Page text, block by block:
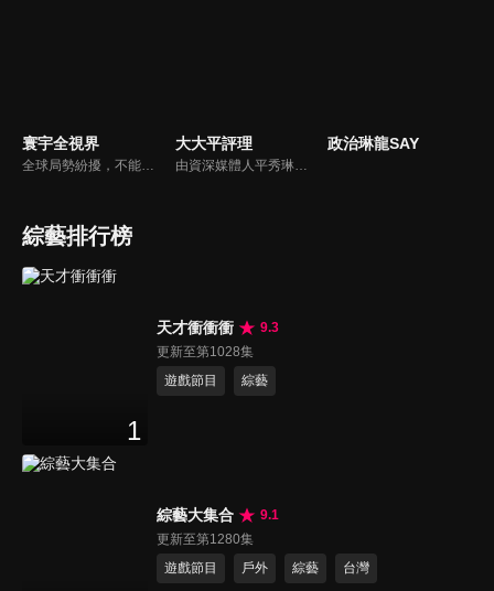
寰宇全視界
全球局勢紛擾，不能置身事外！主播任明玥主持，嶄新一季《寰宇全視界2.0》，集結各領域重磅嘉賓，犀利評論、深度視角，帶您洞悉世界局勢脈絡，開拓兩岸和國際新視野，《寰宇全視界2.0》，帶給您最具含金量的觀點。
大大平評理
由資深媒體人平秀琳所主持的時事討論節目，針對大眾關心的議題，邀請關鍵人物或意見領袖上節目，從各種角度深入剖析，並藉由多人的觀點交流，讓新聞事件的真相掏深一點，幫助觀眾了解當下最熱門的新聞議題，期使本節目成為台灣理性討論時事的典範。
政治琳龍SAY
綜藝排行榜
1
天才衝衝衝
9.3
更新至第1028集
遊戲節目
綜藝
綜藝大集合
9.1
更新至第1280集
遊戲節目
戶外 綜藝 台灣